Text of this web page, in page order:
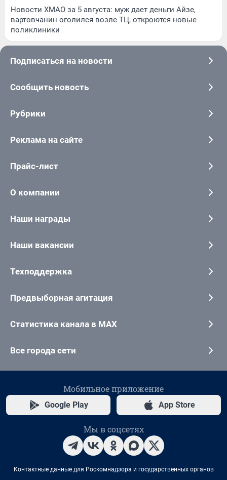
Новости ХМАО за 5 августа: муж дает деньги Айзе,
вартовчанин оголился возле ТЦ, откроются новые
поликлиники
Подписаться на новости
Сообщить новость
Рубрики
Реклама на сайте
Прайс-лист
О компании
Наши награды
Наши вакансии
Техподдержка
Предвыборная агитация
Статистика канала в MAX
Все города сети
Мобильное приложение
Google Play App Store
Мы в соцсетях
Контактные данные для Роскомнадзора и государственных органов